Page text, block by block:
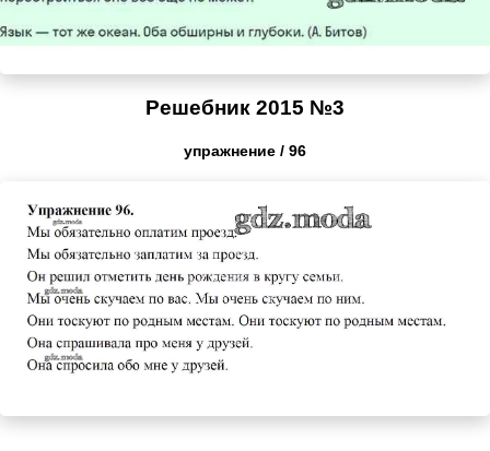
Решебник 2015 №3
упражнение / 96